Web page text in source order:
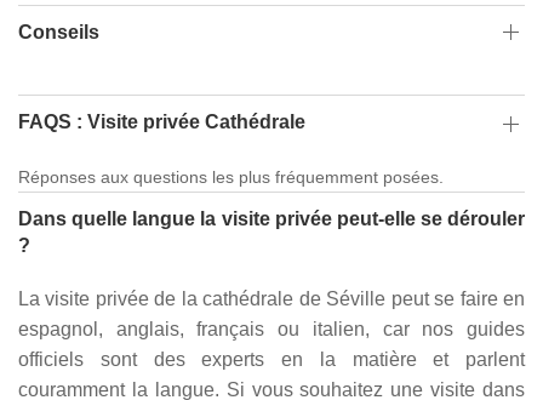
Conseils
FAQS : Visite privée Cathédrale
Réponses aux questions les plus fréquemment posées.
Dans quelle langue la visite privée peut-elle se dérouler
?
La visite privée de la cathédrale de Séville peut se faire en
espagnol, anglais, français ou italien, car nos guides
officiels sont des experts en la matière et parlent
couramment la langue. Si vous souhaitez une visite dans